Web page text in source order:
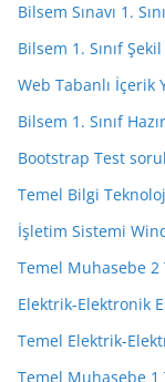
Bilsem Sınavı 1.
Bilsem 1. Sınıf
Web Tabanlı İçerik
Bilsem 1. Sınıf
Bootstrap Test
Temel Bilgi
İşletim Sistemi
Temel Muhasebe
Elektrik-Elektronik
Temel Elektrik-
Temel Muhasebe